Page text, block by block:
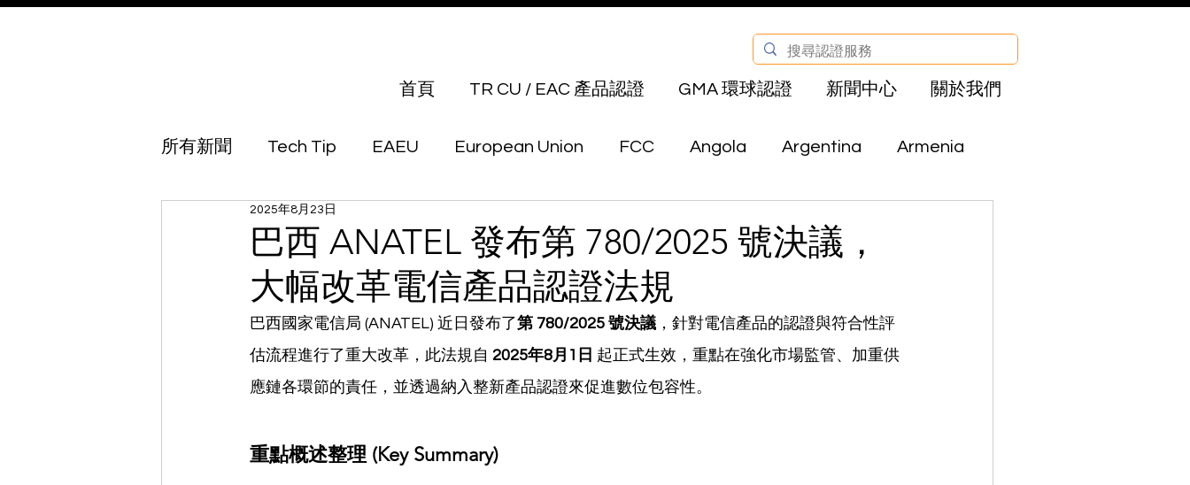
首頁 TR CU / EAC 產品認證 GMA 環球認證 新聞中心 關於我們
所有新聞 Tech Tip EAEU European Union FCC Angola Argentina Armenia
Australia Azerbaijan
Botswana Brunei Canada Chile China Colombia
Georgia Guinea Bissau Hong Kong India Indonesia Israel Iraq
巴西 ANATEL 發布第 780/2025 號決議，
大幅改革電信產品認證法規
2025年8月23日
巴西國家電信局 (ANATEL) 近日發布了第 780/2025 號決議 ，針對電信產品的認證與符合性評
估流程進行了重大改革，此法規自 2025年8月1日 起正式生效，重點在強化市場監管、加重供
應鏈各環節的責任，並透過納入整新產品認證來促進數位包容性。
重點概述整理 (Key Summary)